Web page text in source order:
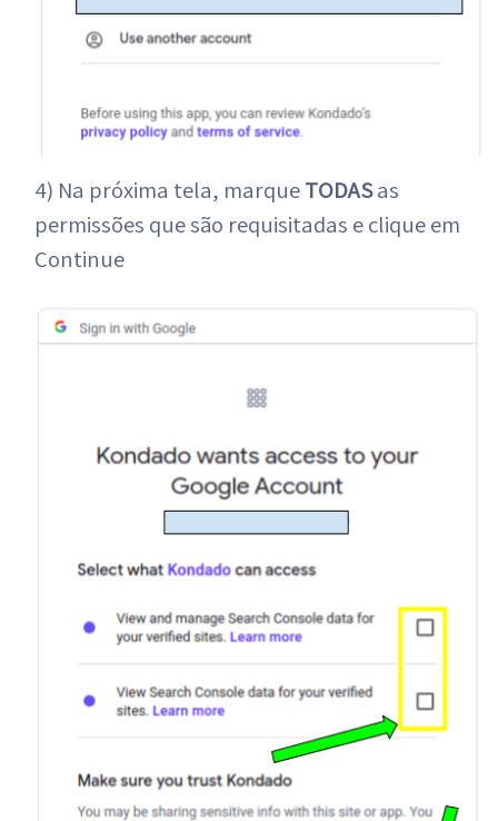
4) Na próxima tela, marqueTODASas
permissões que são requisitadas e clique em
Continue